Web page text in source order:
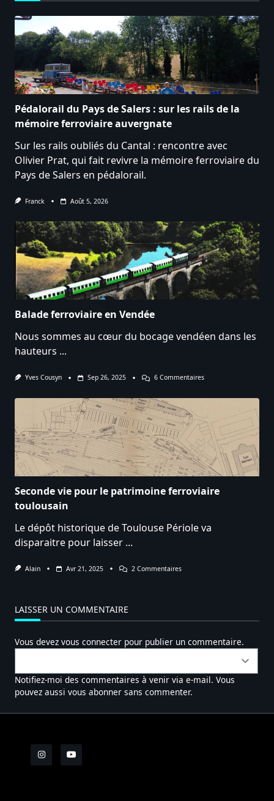
Pédalorail du Pays de Salers : sur les rails de la
mémoire ferroviaire auvergnate
Sur les rails oubliés du Cantal : rencontre avec
Olivier Prat, qui fait revivre la mémoire ferroviaire du
Pays de Salers en pédalorail.
Franck Août 5, 2026
Balade ferroviaire en Vendée
Nous sommes au cœur du bocage vendéen dans les
hauteurs ...
Yves Cousyn Sep 26, 2025 6 CommentairesSur
Seconde vie pour le patrimoine ferroviaire
toulousain
Le dépôt historique de Toulouse Périole va
disparaitre pour laisser ...
Alain Avr 21, 2025 2 CommentairesSur
Ferroviaire
LAISSER UN COMMENTAIRE
Vous devez vous connecter pour publier un commentaire.
Notifiez-moi des commentaires à venir via e-mail. Vous
pouvez aussi vous abonner sans commenter.